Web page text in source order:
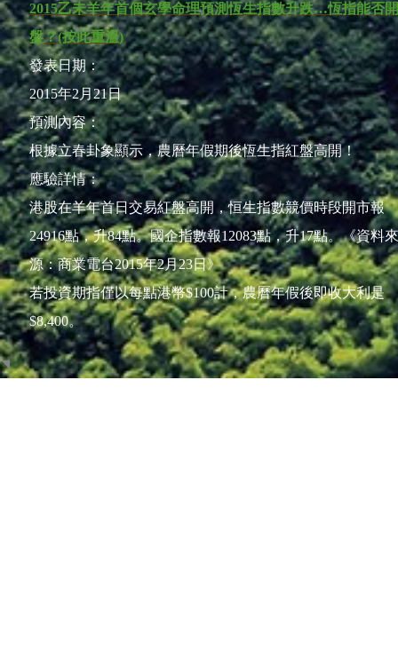
2015乙未羊年首個玄學命理預測恆生指數升跌…恆指能否
盤？(按此重溫)
發表日期：
2015年2月21日
預測內容：
根據立春卦象顯示，農曆年假期後恆生指紅盤高開！
應驗詳情：
港股在羊年首日交易紅盤高開，恒生指數競價時段開市報
24916點，升84點。國企指數報12083點，升17點。《資料來
源：商業電台2015年2月23日》
若投資期指僅以每點港幣$100計，農曆年假後即收大利是
$8,400。